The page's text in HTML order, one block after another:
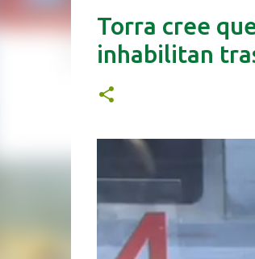
Torra cree
inhabilitan